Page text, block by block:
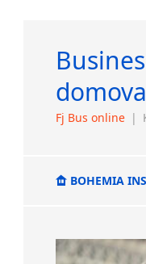
Fj Bus online |
BOHEMIA